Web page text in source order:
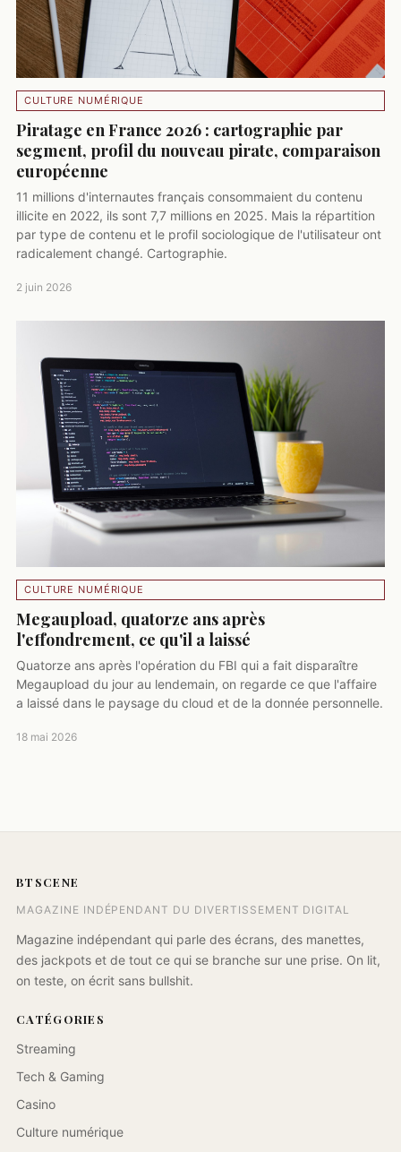
CULTURE NUMÉRIQUE
Piratage en France 2026 : cartographie par
segment, profil du nouveau pirate, comparaison
européenne
11 millions d'internautes français consommaient du contenu
illicite en 2022, ils sont 7,7 millions en 2025. Mais la répartition
par type de contenu et le profil sociologique de l'utilisateur ont
radicalement changé. Cartographie.
2 juin 2026
CULTURE NUMÉRIQUE
Megaupload, quatorze ans après
l'effondrement, ce qu'il a laissé
Quatorze ans après l'opération du FBI qui a fait disparaître
Megaupload du jour au lendemain, on regarde ce que l'affaire
a laissé dans le paysage du cloud et de la donnée personnelle.
18 mai 2026
BTSCENE
MAGAZINE INDÉPENDANT DU DIVERTISSEMENT DIGITAL
Magazine indépendant qui parle des écrans, des manettes,
des jackpots et de tout ce qui se branche sur une prise. On lit,
on teste, on écrit sans bullshit.
CATÉGORIES
Streaming
Tech & Gaming
Casino
Culture numérique